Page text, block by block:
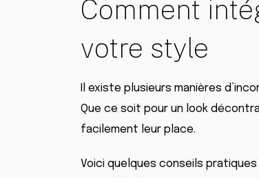
Comment
votre style
Il existe plusieurs manières
Que ce soit pour un look
facilement leur place.
Voici quelques conseils